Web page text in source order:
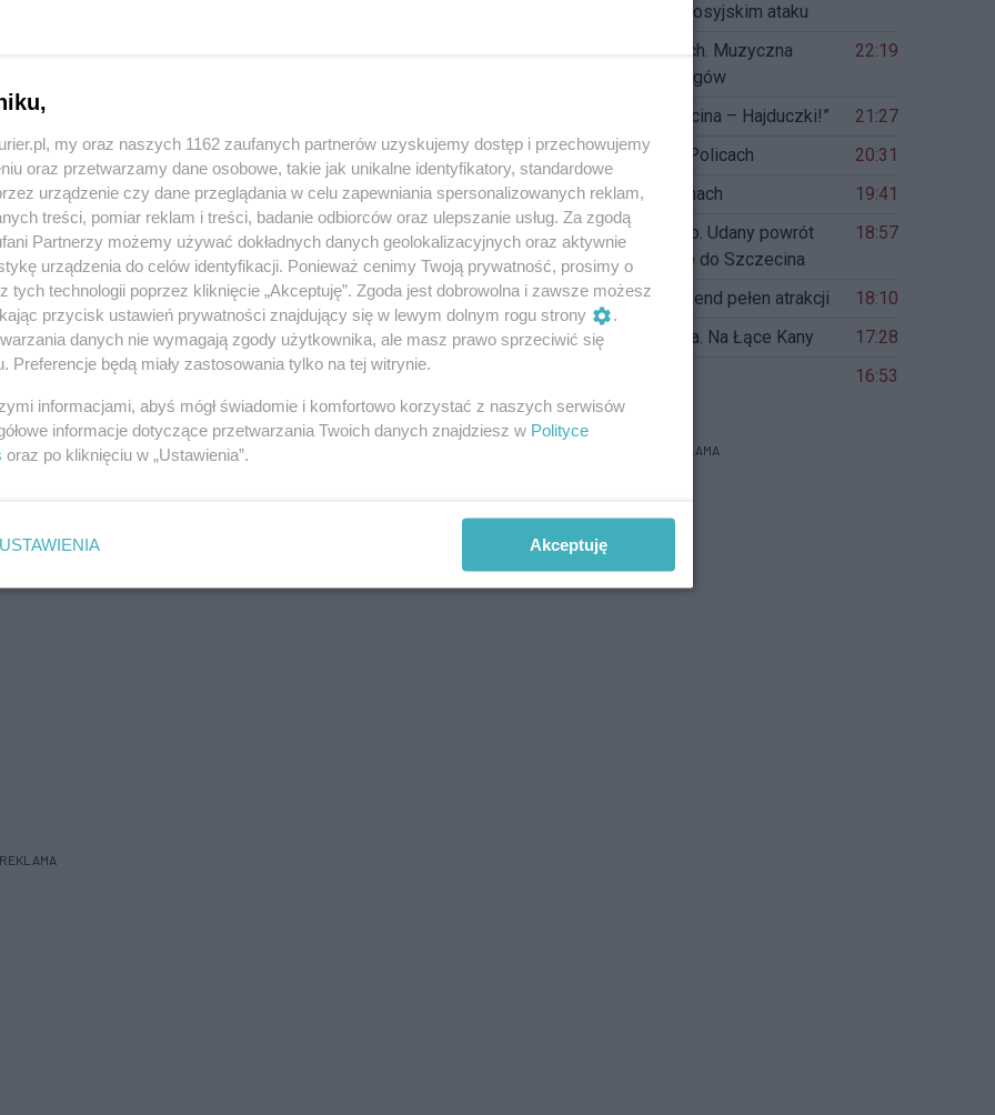
Zderzenie rzeczywistości z
z samym sobą.
biletowane.
REKLAMA
REKLAMA
wolontariusza. Zginął w rosyjskim ataku
Czas instrumentów dętych. Muzyczna
podróż śladami Grünebergów
22:19
„Muzyczne zaułki Szczecina – Hajduczki!”
21:27
Tenis stołowy. Turniej w Policach
20:31
Muzeoterapia w Przełomach
19:41
Mityczne Wały Chrobrego. Udany powrót
wyścigu Tour do Pologne do Szczecina
18:57
Różanka zaprasza. Weekend pełen atrakcji
18:10
Obłęd. Trans. Psychodelia. Na Łące Kany
17:28
16:53
REKLAMA
my oraz naszych 1162 zaufanych partnerów uzyskujemy dostęp i przechowujemy
oraz przetwarzamy dane osobowe, takie jak unikalne identyfikatory, standardowe
urządzenie czy dane przeglądania w celu zapewniania spersonalizowanych reklam,
treści, pomiar reklam i treści, badanie odbiorców oraz ulepszanie usług. Za zgodą
Partnerzy możemy używać dokładnych danych geolokalizacyjnych oraz aktywnie
urządzenia do celów identyfikacji. Ponieważ cenimy Twoją prywatność, prosimy o
tych technologii poprzez kliknięcie „Akceptuję”. Zgoda jest dobrowolna i zawsze możesz
przycisk ustawień prywatności znajdujący się w lewym dolnym rogu strony
danych nie wymagają zgody użytkownika, ale masz prawo sprzeciwić się
Preferencje będą miały zastosowania tylko na tej witrynie.
informacjami, abyś mógł świadomie i komfortowo korzystać z naszych serwisów
informacje dotyczące przetwarzania Twoich danych znajdziesz w Polityce
oraz po kliknięciu w „Ustawienia”.
USTAWIENIA Akceptuję